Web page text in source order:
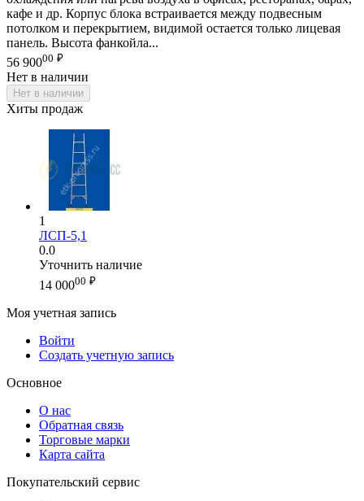
кафе и др. Корпус блока встраивается между подвесным
потолком и перекрытием, видимой остается только лицевая
панель. Высота фанкойла...
56 90000 ₽
Нет в наличии
Нет в наличии
Хиты продаж
1
ЛСП-5,1
0.0
Уточнить наличие
14 00000 ₽
Моя учетная запись
Войти
Создать учетную запись
Основное
О нас
Обратная связь
Торговые марки
Карта сайта
Покупательский сервис